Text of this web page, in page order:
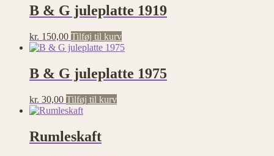
B & G juleplatte 1919
kr. 150,00 Tilføj til kurv
B & G juleplatte 1975
kr. 30,00 Tilføj til kurv
Rumleskaft